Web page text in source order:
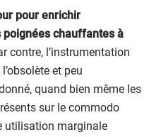
pour enrichir
poignées chauffantes à
contre, l’instrumentation
et peu
quand bien même les
sur le commodo
utilisation marginale